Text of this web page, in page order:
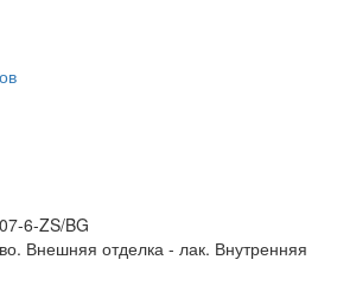
6-ZS/BG
Внешняя отделка - лак. Внутренняя